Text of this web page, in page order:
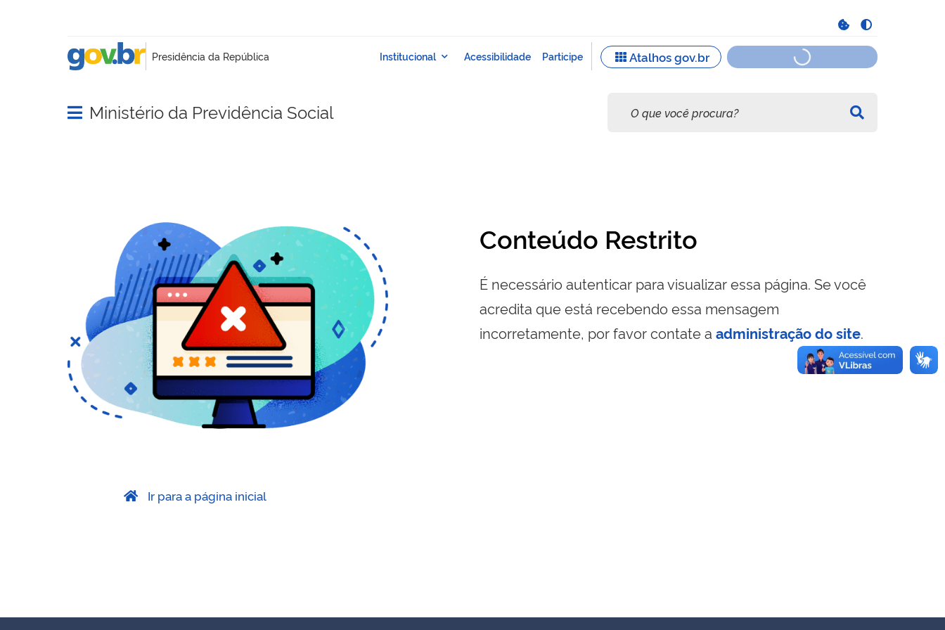
Abrir menu principal de navegação
Ministério da Previdência Social
Conteúdo Restrito
É necessário autenticar para visualizar essa página. Se você
acredita que está recebendo essa mensagem
incorretamente, por favor contate a administração do site.
Ir para a página inicial